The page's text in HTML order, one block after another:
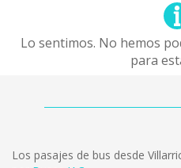
Lo sentimos. No hemos
para
Los pasajes de bus desde